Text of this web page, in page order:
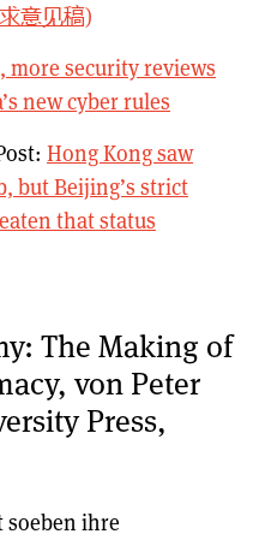
意见稿)
more security reviews
new cyber rules
Hong Kong saw
but Beijing’s strict
that status
The Making of
von Peter
Press,
soeben ihre